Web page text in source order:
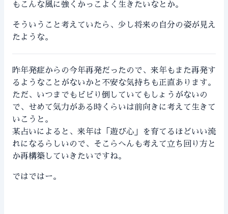
もこんな風に強くかっこよく生きたいなとか。
そういうこと考えていたら、少し将来の自分の姿が見え
たような。
昨年発症からの今年再発だったので、来年もまた再発す
るようなことがないかと不安な気持ちも正直あります。
ただ、いつまでもビビり倒していてもしょうがないの
で、せめて気力がある時くらいは前向きに考えて生きて
いこうと。
某占いによると、来年は「遊び心」を育てるほどいい流
れになるらしいので、そこらへんも考えて立ち回り方と
か再構築していきたいですね。
ではではー。